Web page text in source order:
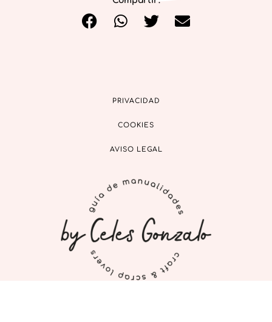
PRIVACIDAD
COOKIES
AVISO LEGAL